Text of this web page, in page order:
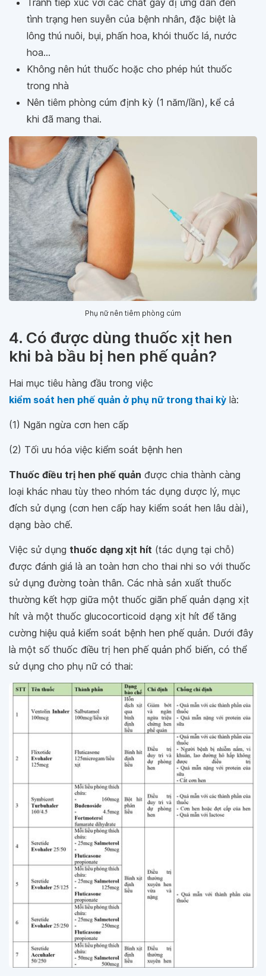
Tránh tiếp xúc với các chất gây dị ứng dẫn đến
tình trạng hen suyễn của bệnh nhân, đặc biệt là
lông thú nuôi, bụi, phấn hoa, khói thuốc lá, nước
hoa...
Không nên hút thuốc hoặc cho phép hút thuốc
trong nhà
Nên tiêm phòng cúm định kỳ (1 năm/lần), kể cả
khi đã mang thai.
Phụ nữ nên tiêm phòng cúm
4. Có được dùng thuốc xịt hen
khi bà bầu bị hen phế quản?
Hai mục tiêu hàng đầu trong việc
kiểm soát hen phế quản ở phụ nữ trong thai kỳ là:
(1) Ngăn ngừa cơn hen cấp
(2) Tối ưu hóa việc kiểm soát bệnh hen
Thuốc điều trị hen phế quản được chia thành càng
loại khác nhau tùy theo nhóm tác dụng dược lý, mục
đích sử dụng (cơn hen cấp hay kiểm soát hen lâu dài),
dạng bào chế.
Việc sử dụng thuốc dạng xịt hít (tác dụng tại chỗ)
được đánh giá là an toàn hơn cho thai nhi so với thuốc
sử dụng đường toàn thân. Các nhà sản xuất thuốc
thường kết hợp giữa một thuốc giãn phế quản dạng xịt
hít và một thuốc glucocorticoid dạng xịt hít để tăng
cường hiệu quả kiểm soát bệnh hen phế quản. Dưới đây
là một số thuốc điều trị hen phế quản phổ biến, có thể
sử dụng cho phụ nữ có thai: